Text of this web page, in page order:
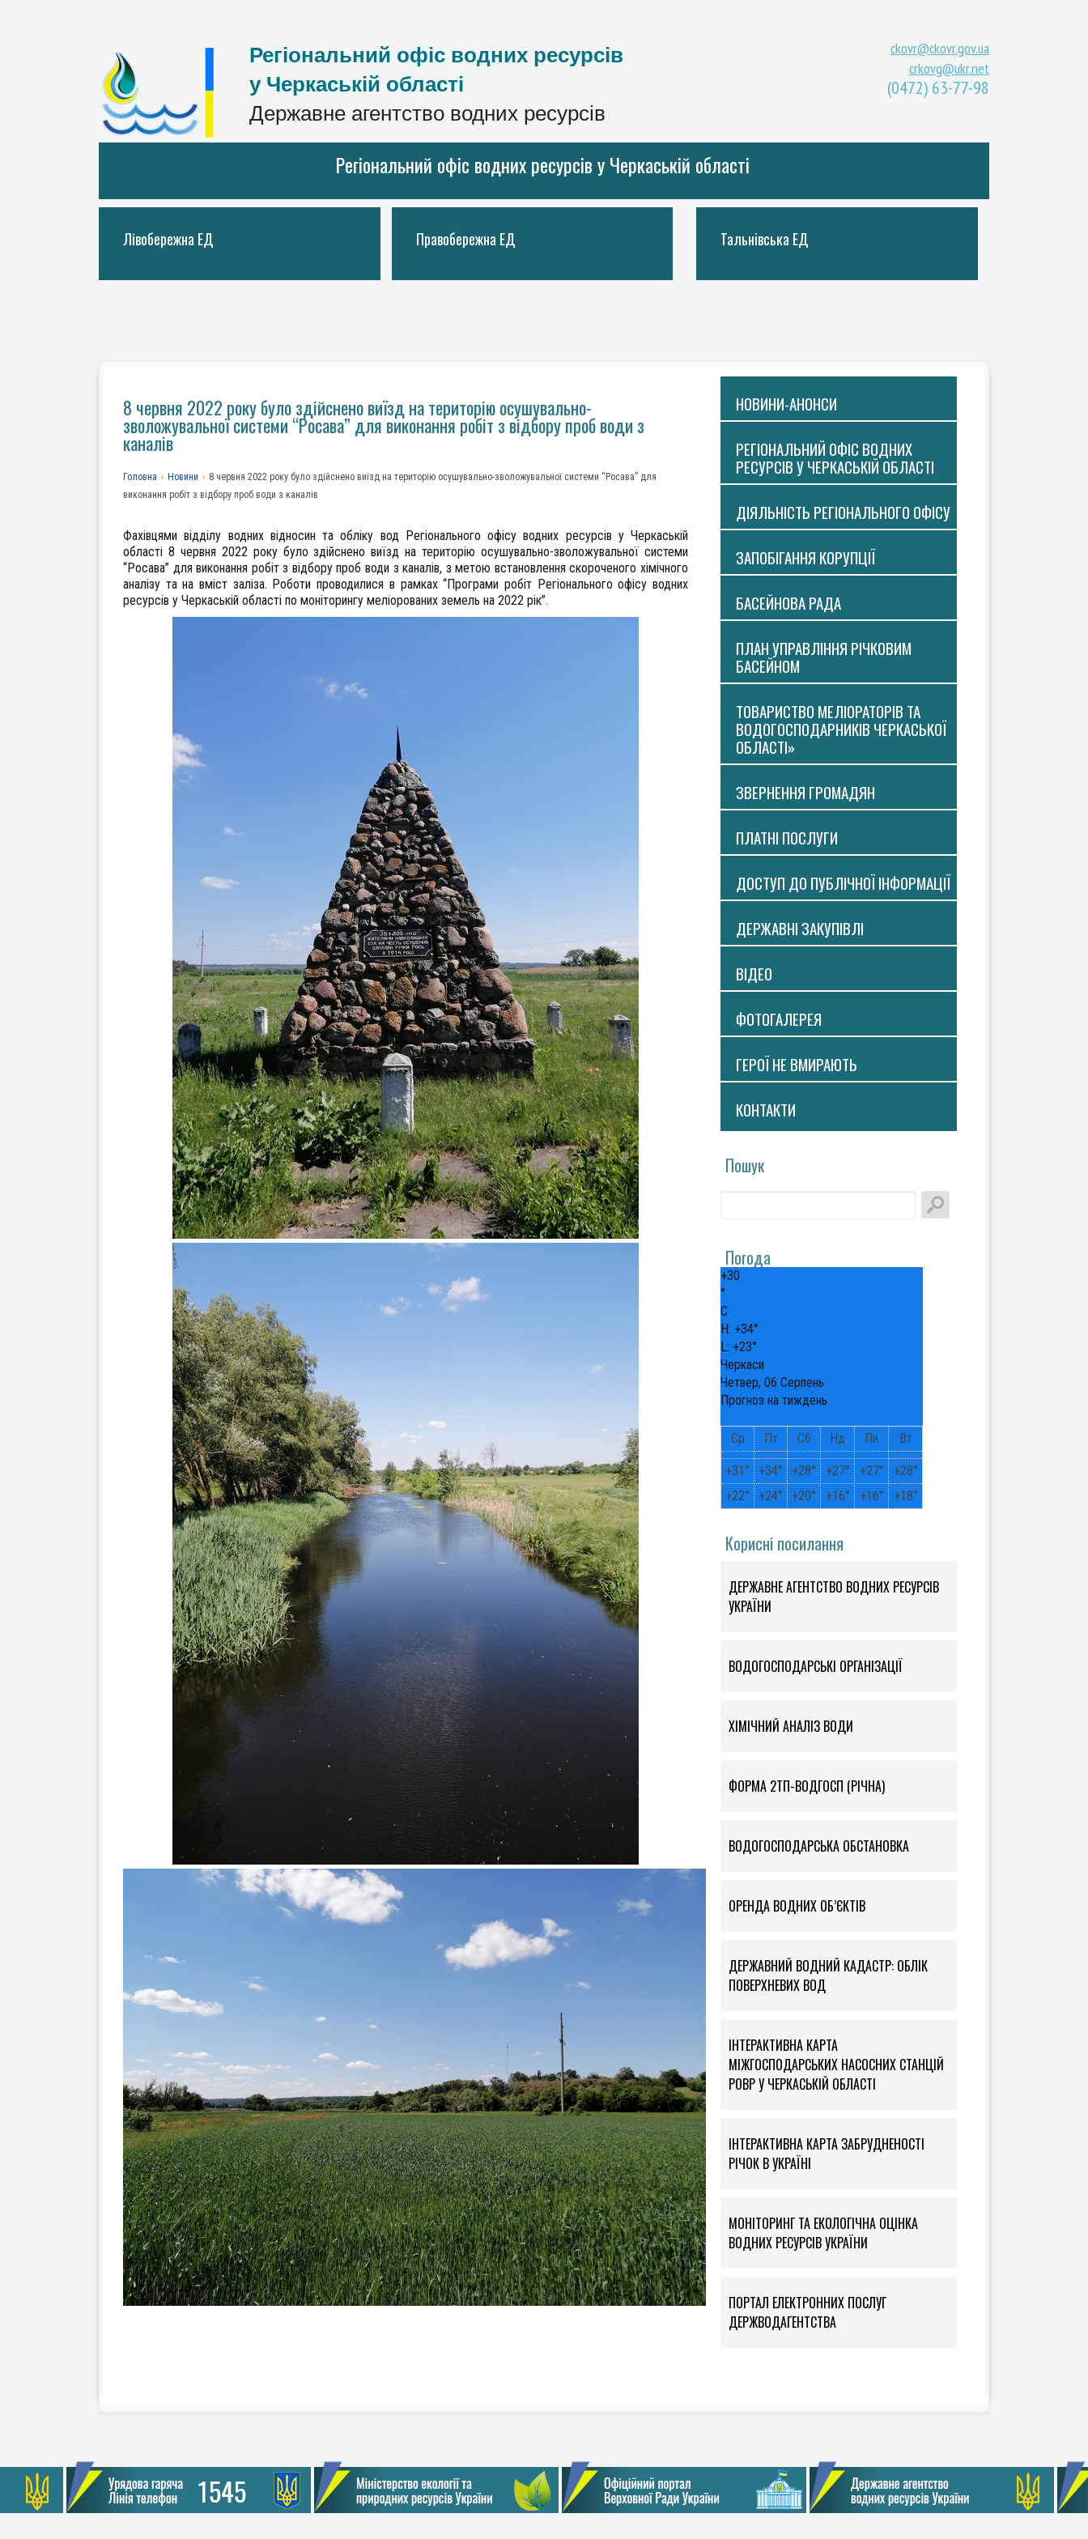
Регіональний офіс водних ресурсів
у Черкаській області
Державне агентство водних ресурсів
ckovr@ckovr.gov.ua
crkovg@ukr.net
(0472) 63-77-98
Регіональний офіс водних ресурсів у Черкаській області
Лівобережна ЕД Правобережна ЕД Тальнiвська ЕД
НОВИНИ-АНОНСИ
РЕГІОНАЛЬНИЙ ОФІС ВОДНИХ
РЕСУРСІВ У ЧЕРКАСЬКІЙ ОБЛАСТІ
ДІЯЛЬНІСТЬ РЕГІОНАЛЬНОГО ОФІСУ
ЗАПОБІГАННЯ КОРУПЦІЇ
БАСЕЙНОВА РАДА
ПЛАН УПРАВЛІННЯ РІЧКОВИМ
БАСЕЙНОМ
ТОВАРИСТВО МЕЛІОРАТОРІВ ТА
ВОДОГОСПОДАРНИКІВ ЧЕРКАСЬКОЇ
ОБЛАСТІ»
ЗВЕРНЕННЯ ГРОМАДЯН
ПЛАТНI ПОСЛУГИ
ДОСТУП ДО ПУБЛІЧНОЇ ІНФОРМАЦІЇ
ДЕРЖАВНІ ЗАКУПІВЛІ
ВIДЕО
ФОТОГАЛЕРЕЯ
ГЕРОЇ НЕ ВМИРАЮТЬ
КОНТАКТИ
Пошук
Погода
+30
°
C
H: +34°
L: +23°
Черкаси
Четвер, 06 Серпень
Прогноз на тиждень
Ср Пт Сб Нд Пн Вт
+31° +34° +28° +27° +27° +28°
+22° +24° +20° +16° +16° +18°
Корисні посилання
ДЕРЖАВНЕ АГЕНТСТВО ВОДНИХ РЕСУРСІВ
УКРАЇНИ
ВОДОГОСПОДАРСЬКІ ОРГАНІЗАЦІЇ
ХІМІЧНИЙ АНАЛІЗ ВОДИ
ФOРМА 2ТП-ВОДГОСП (РІЧНА)
ВОДОГОСПОДАРСЬКА ОБСТАНОВКА
ОРЕНДА ВОДНИХ ОБ’ЄКТІВ
ДЕРЖАВНИЙ ВОДНИЙ КАДАСТР: ОБЛІК
ПОВЕРХНЕВИХ ВОД
ІНТЕРАКТИВНА КАРТА
МІЖГОСПОДАРСЬКИХ НАСОСНИХ СТАНЦІЙ
РОВР У ЧЕРКАСЬКІЙ ОБЛАСТІ
ІНТЕРАКТИВНА КАРТА ЗАБРУДНЕНОСТІ
РІЧОК В УКРАЇНІ
МОНІТОРИНГ ТА ЕКОЛОГІЧНА ОЦІНКА
ВОДНИХ РЕСУРСІВ УКРАЇНИ
ПОРТАЛ ЕЛЕКТРОННИХ ПОСЛУГ
ДЕРЖВОДАГЕНТСТВА
8 червня 2022 року було здійснено виїзд на територію осушувально-
зволожувальної системи “Росава” для виконання робіт з відбору проб води з
каналів
Головна › Новини › 8 червня 2022 року було здійснено виїзд на територію осушувально-зволожувальної системи “Росава” для
виконання робіт з відбору проб води з каналів
Фахівцями відділу водних відносин та обліку вод Регіонального офісу водних ресурсів у Черкаській
області 8 червня 2022 року було здійснено виїзд на територію осушувально-зволожувальної системи
“Росава” для виконання робіт з відбору проб води з каналів, з метою встановлення скороченого хімічного
аналізу та на вміст заліза. Роботи проводилися в рамках “Програми робіт Регіонального офісу водних
ресурсів у Черкаській області по моніторингу меліорованих земель на 2022 рік”.